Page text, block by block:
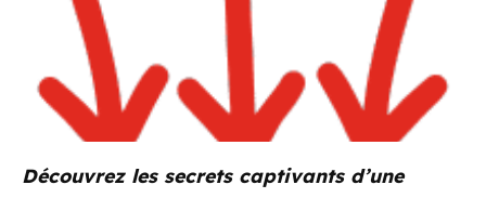
Découvrez les secrets captivants d’une